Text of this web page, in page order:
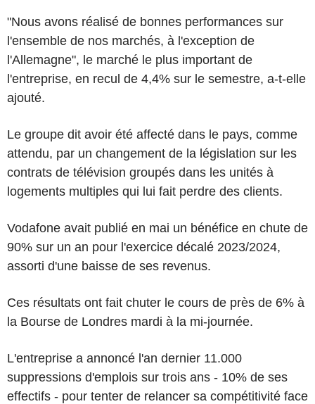
"Nous avons réalisé de bonnes performances sur
l'ensemble de nos marchés, à l'exception de
l'Allemagne", le marché le plus important de
l'entreprise, en recul de 4,4% sur le semestre, a-t-elle
ajouté.
Le groupe dit avoir été affecté dans le pays, comme
attendu, par un changement de la législation sur les
contrats de télévision groupés dans les unités à
logements multiples qui lui fait perdre des clients.
Vodafone avait publié en mai un bénéfice en chute de
90% sur un an pour l'exercice décalé 2023/2024,
assorti d'une baisse de ses revenus.
Ces résultats ont fait chuter le cours de près de 6% à
la Bourse de Londres mardi à la mi-journée.
L'entreprise a annoncé l'an dernier 11.000
suppressions d'emplois sur trois ans - 10% de ses
effectifs - pour tenter de relancer sa compétitivité face